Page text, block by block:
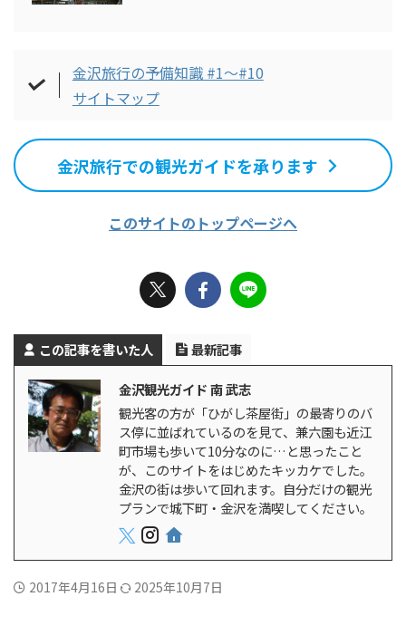
金沢旅行の予備知識 #1～#10
サイトマップ
金沢旅行での観光ガイドを承ります
このサイトのトップページへ
この記事を書いた人 最新記事
金沢観光ガイド 南 武志
観光客の方が「ひがし茶屋街」の最寄りのバ
ス停に並ばれているのを見て、兼六園も近江
町市場も歩いて10分なのに…と思ったこと
が、このサイトをはじめたキッカケでした。
金沢の街は歩いて回れます。自分だけの観光
プランで城下町・金沢を満喫してください。
2017年4月16日 2025年10月7日